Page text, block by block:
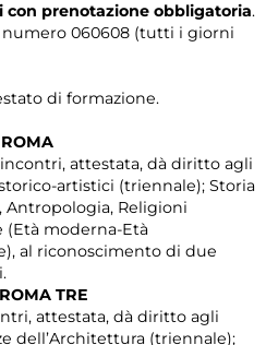
prenotazione obbligatoria.
060608 (tutti i giorni
di formazione.
attestata, dà diritto agli
artistici (triennale); Storia
Antropologia, Religioni
(Età moderna-Età
al riconoscimento di due
TRE
attestata, dà diritto agli
dell’Architettura (triennale);